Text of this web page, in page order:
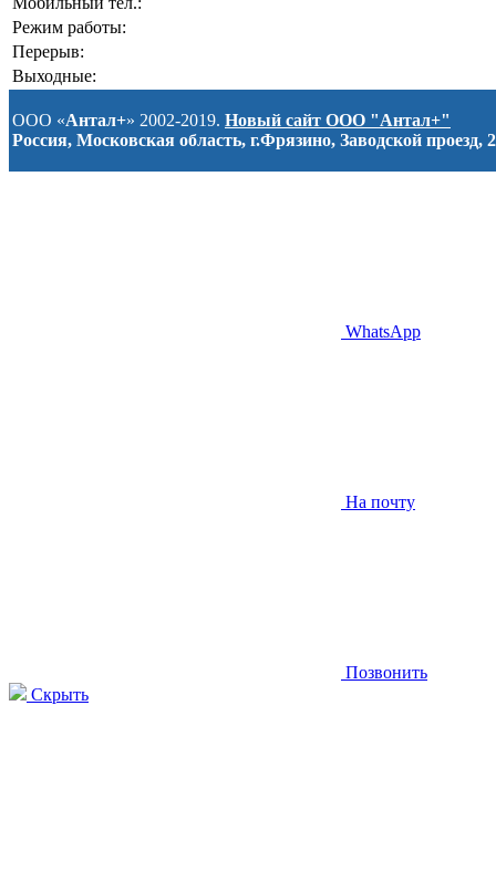
Режим работы:
Перерыв:
Выходные:
ООО «Антал+» 2002-2019. Новый сайт ООО "Антал+"
Россия, Московская область, г.Фрязино, Заводской проезд, 2
WhatsApp
На почту
Позвонить
Скрыть